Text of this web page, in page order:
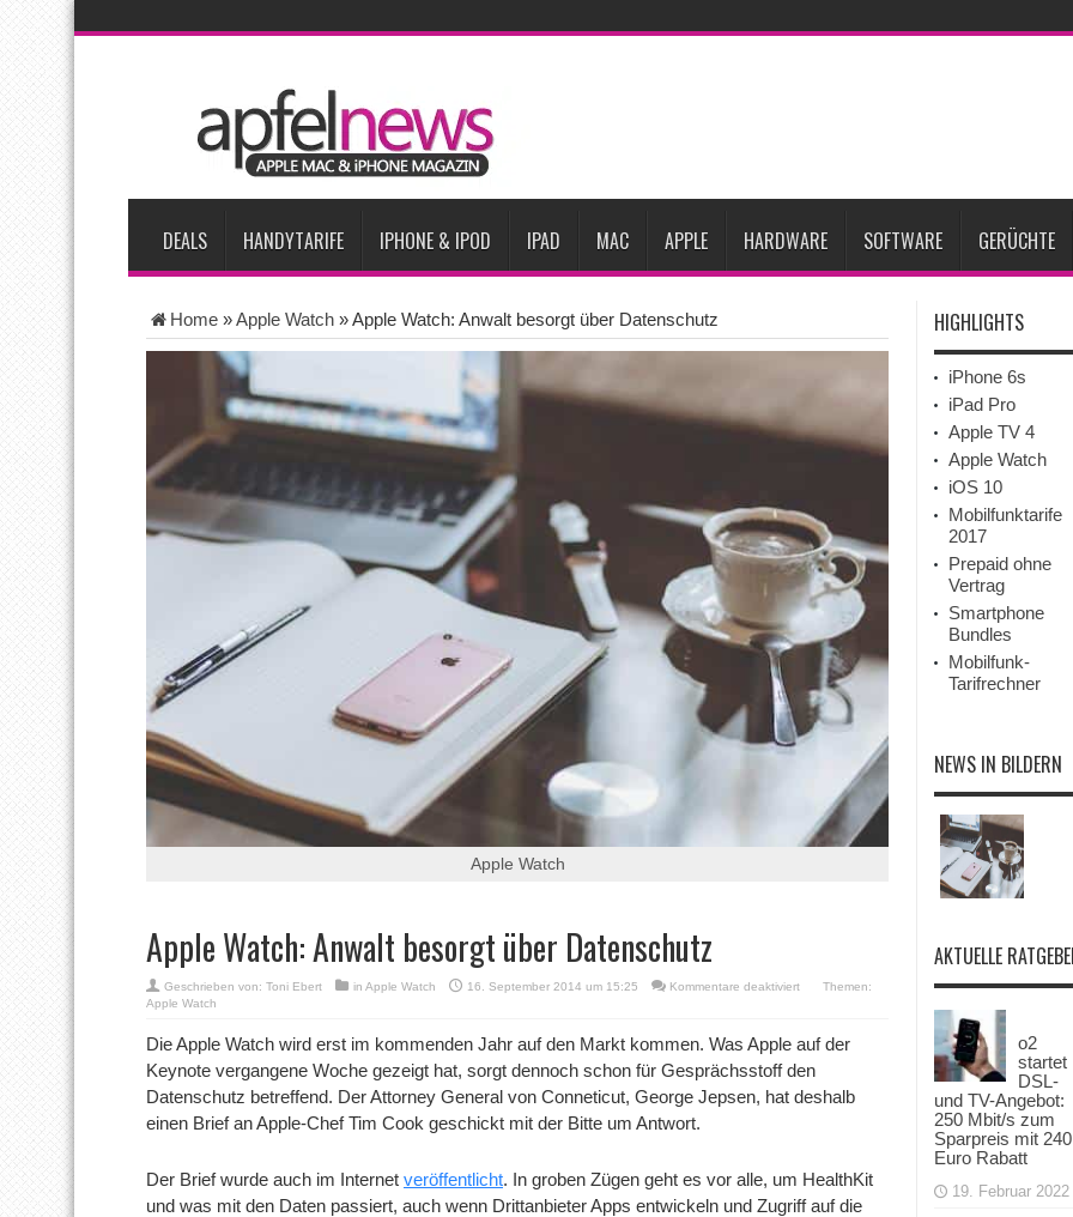
Apple beherrscht 65 Prozent des globalen Premium-Smartphone-Marktes
iPhone 18 Pro zum Marktstart möglicherweise nur begrenzt verfügbar
iPhone Ultra lässt Verkauf faltbarer Smartphones 2026 um 20 Prozent steigen
iPhone 18 Pro: Diese 3 großen Upgrades bringt das Top-Modell Apples Smartbrille könnte das nächste große Gesundheits-Gadget werden
DEALS HANDYTARIFE IPHONE & IPOD IPAD MAC APPLE HARDWARE SOFTWARE GERÜCHTE
Home »Apple Watch »Apple Watch: Anwalt besorgt über Datenschutz
Apple Watch
Apple Watch: Anwalt besorgt über Datenschutz
Geschrieben von: Toni Ebert in Apple Watch 16. September 2014 um 15:25 Kommentare deaktiviertfür
Anwalt
besorgt
über
Themen:
Apple Watch
Die Apple Watch wird erst im kommenden Jahr auf den Markt kommen. Was Apple auf der
Keynote vergangene Woche gezeigt hat, sorgt dennoch schon für Gesprächsstoff den
Datenschutz betreffend. Der Attorney General von Conneticut, George Jepsen, hat deshalb
einen Brief an Apple-Chef Tim Cook geschickt mit der Bitte um Antwort.
Der Brief wurde auch im Internet veröffentlicht. In groben Zügen geht es vor alle, um HealthKit
und was mit den Daten passiert, auch wenn Drittanbieter Apps entwickeln und Zugriff auf die
HIGHLIGHTS
iPhone 6s
iPad Pro
Apple TV 4
Apple Watch
iOS 10
Mobilfunktarife
2017
Prepaid ohne
Vertrag
Smartphone
Bundles
Mobilfunk-
Tarifrechner
NEWS IN BILDERN
AKTUELLE
o2
startet
DSL-
und TV-Angebot:
250 Mbit/s zum
Sparpreis mit 240
Euro Rabatt
19. Februar 2022